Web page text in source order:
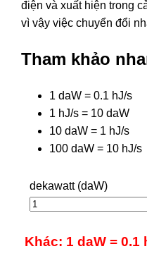
điện và xuất hiện trong
vì vậy việc chuyển đổi
Tham khảo
1 daW = 0.1 hJ/s
1 hJ/s = 10 daW
10 daW = 1 hJ/s
100 daW = 10 hJ/s
dekawatt (daW)
Khác: 1 daW = 0.1